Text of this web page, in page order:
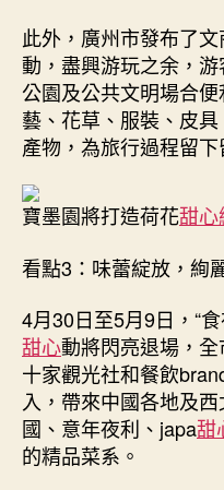
此外，廣州市發布了
動，盡興游玩之余，
公園及公共文明場合
藝、花草、服裝、皮
產物，為旅行過程留下
寶墨園將打造荷花甜心
看點3：味蕾綻放，絢
4月30日至5月9日，“
甜心動將閃亮退場，全
十家觀光社和餐飲
入，帶來中國各地及
國、意年夜利、japa甜
的精品菜系。